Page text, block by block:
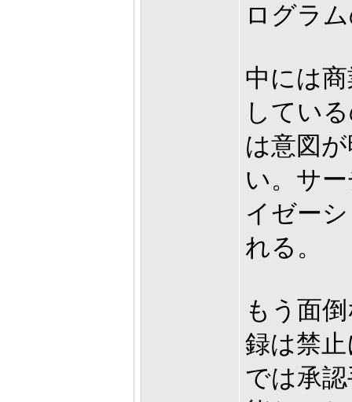
ログラ
中には
してい
は意図
い。サ
イゼー
れる。
もう面
録は禁
では承